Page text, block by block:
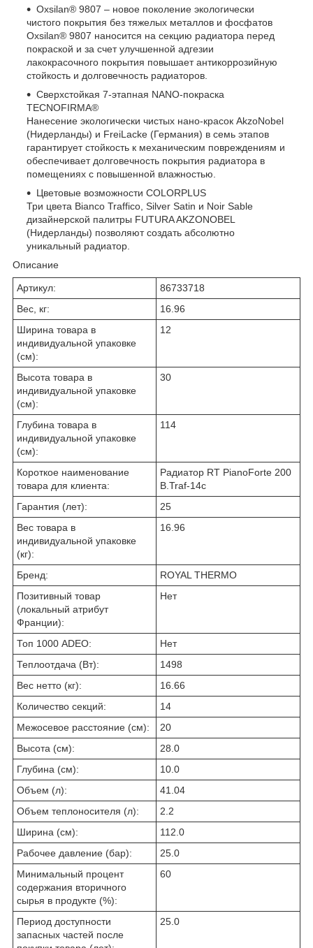
Oxsilan® 9807 – новое поколение экологически
чистого покрытия без тяжелых металлов и фосфатов
Oxsilan® 9807 наносится на секцию радиатора перед
покраской и за счет улучшенной адгезии
лакокрасочного покрытия повышает антикоррозийную
стойкость и долговечность радиаторов.
Сверхстойкая 7-этапная NANO-покраска
TECNOFIRMA®
Нанесение экологически чистых нано-красок AkzoNobel
(Нидерланды) и FreiLacke (Германия) в семь этапов
гарантирует стойкость к механическим повреждениям и
обеспечивает долговечность покрытия радиатора в
помещениях с повышенной влажностью.
Цветовые возможности COLORPLUS
Три цвета Bianco Traffico, Silver Satin и Noir Sable
дизайнерской палитры FUTURA AKZONOBEL
(Нидерланды) позволяют создать абсолютно
уникальный радиатор.
Описание
Артикул:
86733718
Вес, кг:
16.96
Ширина товара в
индивидуальной упаковке
(см):
12
Высота товара в
индивидуальной упаковке
(см):
30
Глубина товара в
индивидуальной упаковке
(см):
114
Короткое наименование
товара для клиента:
Радиатор RT PianoForte 200
B.Traf-14с
Гарантия (лет):
25
Вес товара в
индивидуальной упаковке
(кг):
16.96
Бренд:
ROYAL THERMO
Позитивный товар
(локальный атрибут
Франции):
Нет
Топ 1000 ADEO:
Нет
Теплоотдача (Вт):
1498
Вес нетто (кг):
16.66
Количество секций:
14
Межосевое расстояние (см):
20
Высота (см):
28.0
Глубина (см):
10.0
Объем (л):
41.04
Объем теплоносителя (л):
2.2
Ширина (см):
112.0
Рабочее давление (бар):
25.0
Минимальный процент
содержания вторичного
сырья в продукте (%):
60
Период доступности
запасных частей после
25.0